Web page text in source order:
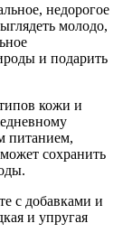
недорогое
молодо,
и подарить
кожи и
питанием,
сохранить
с добавками и
и упругая